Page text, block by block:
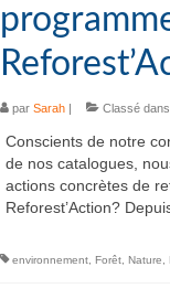
par Sarah| Classé
Conscients de notre
de nos catalogues,
actions concrètes de
Reforest’Action?
environnement, Forêt, Nature